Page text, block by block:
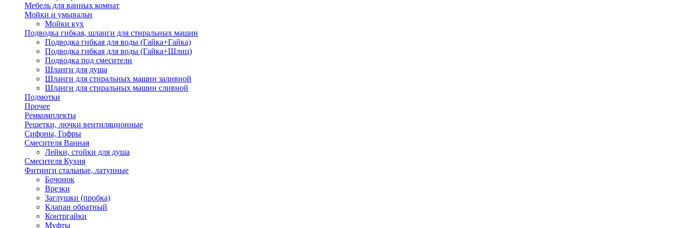
Мебель для ванных комнат
Мойки и умывальн
Мойки кух
Подводка гибкая, шланги для стиральных машин
Подводка гибкая для воды (Гайка+Гайка)
Подводка гибкая для воды (Гайка+Шлиц)
Подводка под смесители
Шланги для душа
Шланги для стиральных машин заливной
Шланги для стиральных машин сливной
Подмотки
Прочее
Ремкомплекты
Решетки, лючки вентиляционные
Сифоны, Гофры
Смесителя Ванная
Лейки, стойки для душа
Смесителя Кухня
Фитинги стальные, латунные
Бочонок
Врезки
Заглушки (пробка)
Клапан обратный
Контргайки
Муфты